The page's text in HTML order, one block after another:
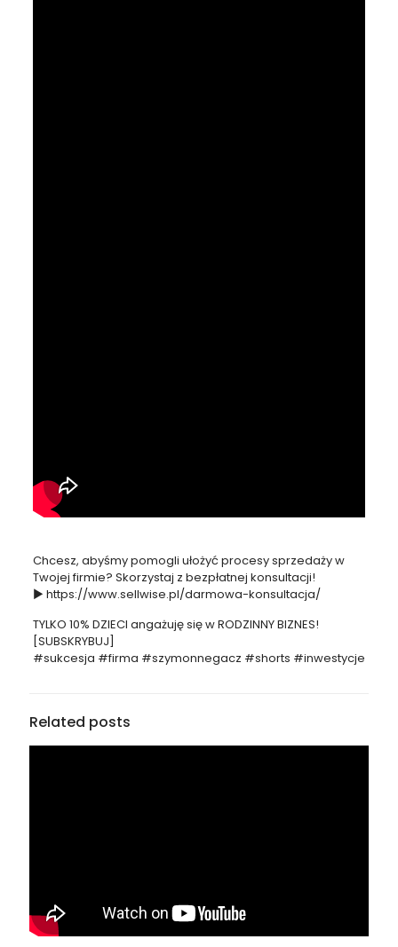
Chcesz, abyśmy pomogli ułożyć procesy sprzedaży w
Twojej firmie? Skorzystaj z bezpłatnej konsultacji!
► https://www.sellwise.pl/darmowa-konsultacja/
TYLKO 10% DZIECI angażuję się w RODZINNY BIZNES!
[SUBSKRYBUJ]
#sukcesja #firma #szymonnegacz #shorts #inwestycje
Related posts